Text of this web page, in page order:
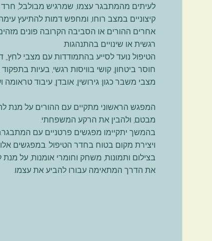
לעיתים מהמתבגר עצמו, שמרגיש מבולבל, חרד
קיצוניים במצב רוחו, ומחפש דמות להתיעץ
אחרים ההורים או הסביבה הקרובה פונים
רגשית או שינויים בהתנהגות.
הטיפול נועד לסייע בהתמודדות עם מצבי לחץ,,
חוסר ביטחון, קושי בוויסות רגשי, בעיות
מצבי משבר כגון: גירושין, אובדן, עיבוד טראומה
המפגש הראשוני מתקיים עם ההורים על מנת
מבטם, ולהבין את הרקע המשפחתי.
בהמשך יתקיימו מפגשים פרטניים עם
ויצירת מקום בטוח בחדר הטיפול. .במפגשים
בצילום ותמונות, משחק וחומרי אומנות, על
את הדרך המתאימה עבורו להביע את עצמו.